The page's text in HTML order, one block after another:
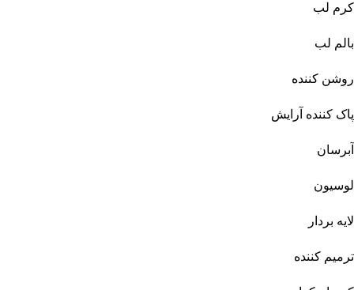
کرم لب
بالم لب
روشن کننده
پاک کننده آرایش
آبرسان
لوسیون
لایه بردار
ترمیم کننده